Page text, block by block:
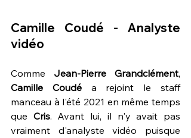
Camille Coudé - Analyste
vidéo
Comme Jean-Pierre Grandclément
Camille Coudé a rejoint le staff
manceau à l'été 2021 en même temps
que Cris. Avant lui, il n'y avait pas
vraiment d'analyste vidéo puisque